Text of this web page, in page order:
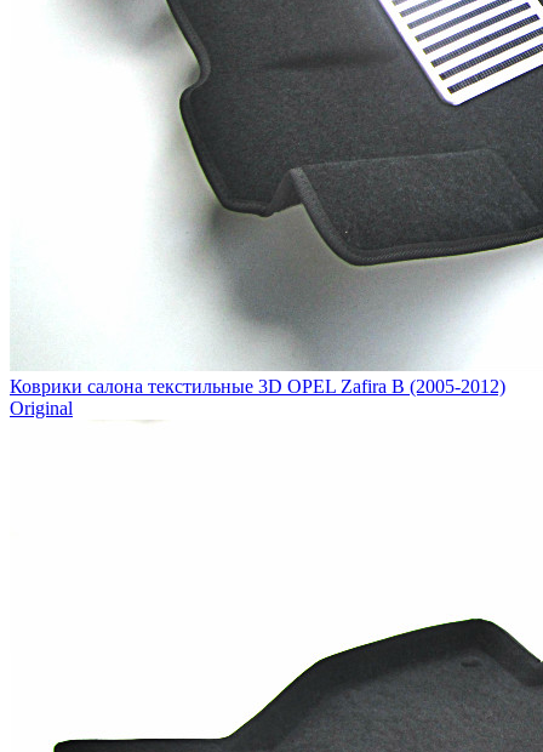
Коврики салона текстильные 3D OPEL Zafira B (2005-2012)
Original